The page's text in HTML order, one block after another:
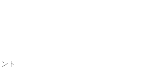
カタログ>
デザイン画集:BEST版>
ト